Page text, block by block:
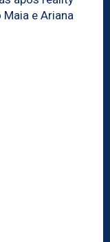
e Ariana